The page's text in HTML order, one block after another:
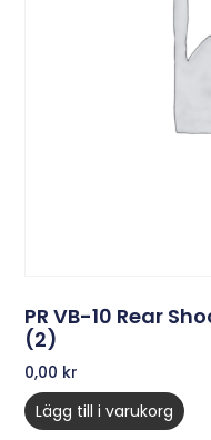
PR VB-10 Rear
(2)
0,00 kr
Lägg till i varukorg